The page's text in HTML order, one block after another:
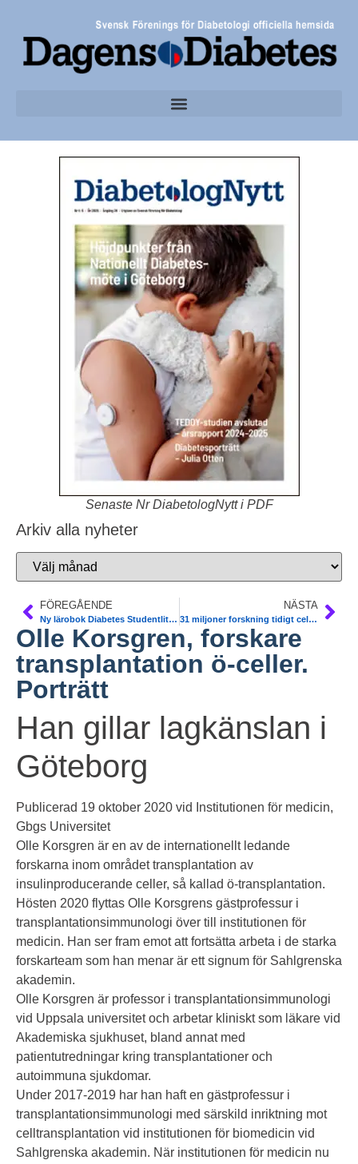
Senaste Nr DiabetologNytt i PDF
Arkiv alla nyheter
FÖREGÅENDE
Ny lärobok Diabetes Studentlitteratur, recensioner, introduktionspris
NÄSTA
31 miljoner forskning tidigt cellåldrande, Uppsala, Gbg, KI
Olle Korsgren, forskare
transplantation ö-celler.
Porträtt
Han gillar lagkänslan i
Göteborg
Publicerad 19 oktober 2020 vid Institutionen för medicin,
Gbgs Universitet
Olle Korsgren är en av de internationellt ledande
forskarna inom området transplantation av
insulinproducerande celler, så kallad ö-transplantation.
Hösten 2020 flyttas Olle Korsgrens gästprofessur i
transplantationsimmunologi över till institutionen för
medicin. Han ser fram emot att fortsätta arbeta i de starka
forskarteam som han menar är ett signum för Sahlgrenska
akademin.
Olle Korsgren är professor i transplantationsimmunologi
vid Uppsala universitet och arbetar kliniskt som läkare vid
Akademiska sjukhuset, bland annat med
patientutredningar kring transplantationer och
autoimmuna sjukdomar.
Under 2017-2019 har han haft en gästprofessur i
transplantationsimmunologi med särskild inriktning mot
celltransplantation vid institutionen för biomedicin vid
Sahlgrenska akademin. När institutionen för medicin nu